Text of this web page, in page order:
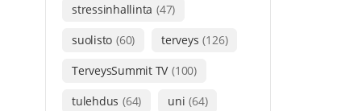
stressinhallinta (47)
suolisto (60) terveys (126)
TerveysSummit TV (100)
tulehdus (64) uni (64)